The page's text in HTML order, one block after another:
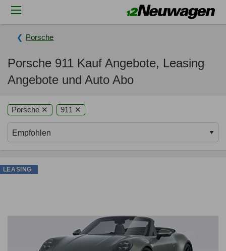
Porsche
Porsche 911 Kauf Angebote, Leasing
Angebote und Auto Abo
Porsche ✕ 911 ✕
LEASING